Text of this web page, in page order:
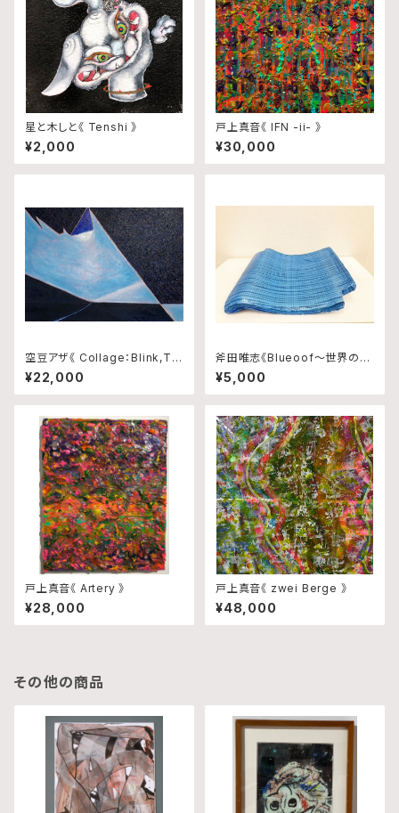
星と木しと《 Tenshi 》
¥2,000
戸上真音《 IFN -ii- 》
¥30,000
空豆アザ《 Collage：Blink,Tra
ce and Rhythm No.10 》
¥22,000
斧田唯志《Blueoof〜世界の真
ん中で輝いた日本政府から千葉
県民へ贈り物〜》
¥5,000
戸上真音《 Artery 》
¥28,000
戸上真音《 zwei Berge 》
¥48,000
その他の商品